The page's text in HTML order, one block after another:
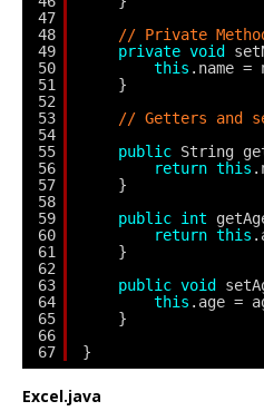
47
48
49
50
51
52
53
54
55
56
57
58
59
60
61
62
63
64
65
66
67
// Private
private void
this .name =
}
// Getters and
public String
return this
}
public int
return this
}
public void
this .age =
}
}
Excel.java